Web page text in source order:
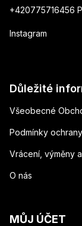
+420775716456
Instagram
Důležité
Všeobecné
Podmínky
Vrácení, výměny
O nás
MŮJ ÚČET